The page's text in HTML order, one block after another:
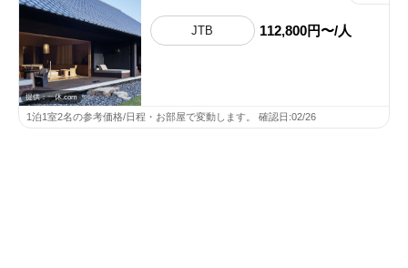
提供：一休.com
JTB 112,800円〜/人
1泊1室2名の参考価格/日程・お部屋で変動します。 確認日:02/26